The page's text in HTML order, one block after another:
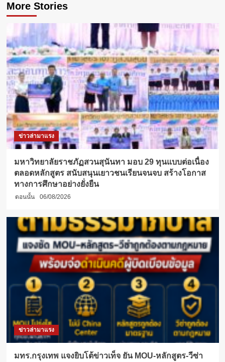
More Stories
ข่าวล่ามาแรง
มหาวิทยาลัยราชภัฏสวนสุนันทา มอบ 29 ทุนแบบต่อเนื่อง
ตลอดหลักสูตร สนับสนุนเยาวชนเรียนจนจบ สร้างโอกาส
ทางการศึกษาอย่างยั่งยืน
ตอนนั้น 06/08/2026
ข่าวล่ามาแรง
มทร.กรุงเทพ แจงยิบโต้ข่าวเท็จ ยัน MOU-หลักสูตร-วีซ่า